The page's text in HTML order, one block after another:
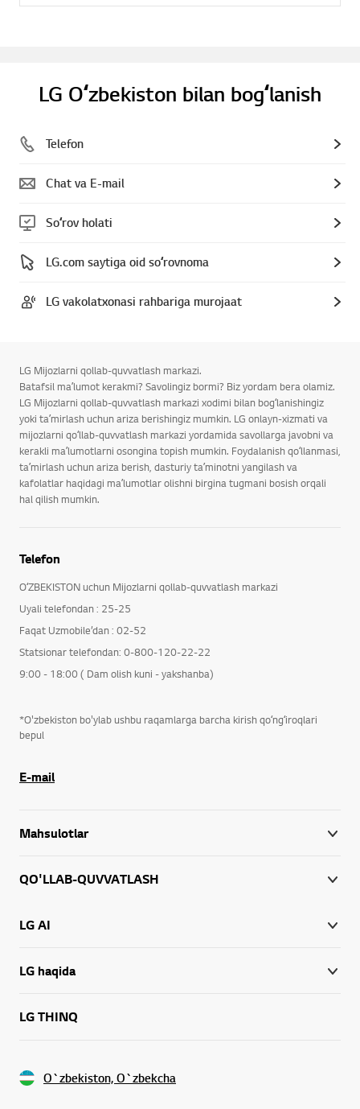
LG Oʻzbekiston bilan bogʻlanish
Telefon
Chat va E-mail
Soʻrov holati
LG.com saytiga oid soʻrovnoma
LG vakolatxonasi rahbariga murojaat
LG Mijozlarni qollab-quvvatlash markazi.
Batafsil maʼlumot kerakmi? Savolingiz bormi? Biz yordam bera olamiz.
LG Mijozlarni qollab-quvvatlash markazi xodimi bilan bogʻlanishingiz
yoki taʼmirlash uchun ariza berishingiz mumkin. LG onlayn-xizmati va
mijozlarni qoʻllab-quvvatlash markazi yordamida savollarga javobni va
kerakli maʼlumotlarni osongina topish mumkin. Foydalanish qoʻllanmasi,
taʼmirlash uchun ariza berish, dasturiy taʼminotni yangilash va
kafolatlar haqidagi maʼlumotlar olishni birgina tugmani bosish orqali
hal qilish mumkin.
Telefon
OʻZBEKISTON uchun Mijozlarni qollab-quvvatlash markazi
Uyali telefondan : 25-25
Faqat Uzmobile’dan : 02-52
Statsionar telefondan: 0-800-120-22-22
9:00 - 18:00 ( Dam olish kuni - yakshanba)
*O'zbekiston bo'ylab ushbu raqamlarga barcha kirish qoʻngʻiroqlari
bepul
E-mail
Mahsulotlar
QO'LLAB-QUVVATLASH
LG AI
LG haqida
LG THINQ
O`zbekiston, O`zbekcha